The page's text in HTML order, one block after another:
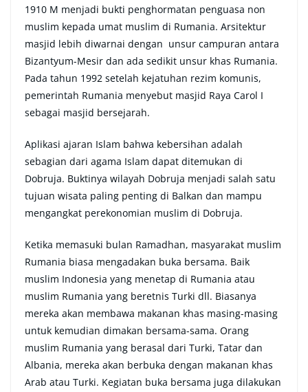
1910 M menjadi bukti penghormatan penguasa non
muslim kepada umat muslim di Rumania. Arsitektur
masjid lebih diwarnai dengan unsur campuran antara
Bizantyum-Mesir dan ada sedikit unsur khas Rumania.
Pada tahun 1992 setelah kejatuhan rezim komunis,
pemerintah Rumania menyebut masjid Raya Carol I
sebagai masjid bersejarah.
Aplikasi ajaran Islam bahwa kebersihan adalah
sebagian dari agama Islam dapat ditemukan di
Dobruja. Buktinya wilayah Dobruja menjadi salah satu
tujuan wisata paling penting di Balkan dan mampu
mengangkat perekonomian muslim di Dobruja.
Ketika memasuki bulan Ramadhan, masyarakat muslim
Rumania biasa mengadakan buka bersama. Baik
muslim Indonesia yang menetap di Rumania atau
muslim Rumania yang beretnis Turki dll. Biasanya
mereka akan membawa makanan khas masing-masing
untuk kemudian dimakan bersama-sama. Orang
muslim Rumania yang berasal dari Turki, Tatar dan
Albania, mereka akan berbuka dengan makanan khas
Arab atau Turki. Kegiatan buka bersama juga dilakukan